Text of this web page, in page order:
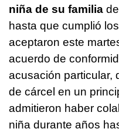
niña de su familia
hasta que cumplió
aceptaron este
acuerdo de
acusación particular,
de cárcel en un
admitieron haber
niña durante años